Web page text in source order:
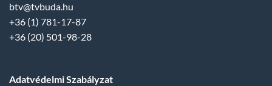
btv@tvbuda.hu
+36 (1) 781-17-87
+36 (20) 501-98-28
Adatvédelmi Szabályzat